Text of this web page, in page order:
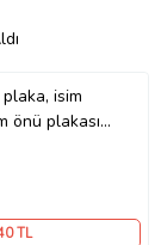
isim
önü plakası,
TL